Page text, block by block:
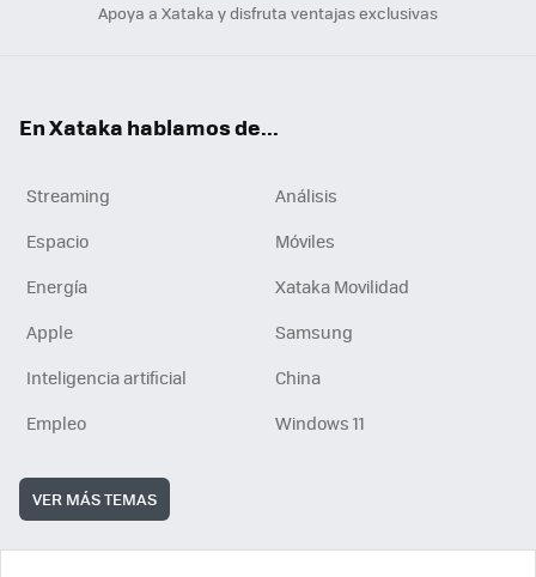
Apoya a Xataka y disfruta ventajas exclusivas
En Xataka hablamos de...
Streaming
Análisis
Espacio
Móviles
Energía
Xataka Movilidad
Apple
Samsung
Inteligencia artificial
China
Empleo
Windows 11
VER MÁS TEMAS